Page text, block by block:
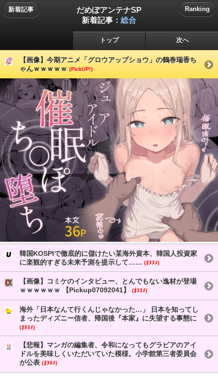
新着記事
だめぽアンテナSP
新着記事： 総合
Ranking
トップ 次へ
【画像】今期アニメ「グロウアップショウ」の鶴巻瑞香ち
ゃんｗｗｗｗｗ (PickUP!)
韓国KOSPIで徹底的に儲けたい某海外資本、韓国人投資家
に楽観的すぎる未来予測を提示して…… (ｵﾇﾇﾒ)
【画像】コミケのインタビュー、とんでもない逸材が登場
ｗｗｗｗｗｗ 【Pickup07092041】
(ｵﾇﾇﾒ)
海外「日本なんて行くんじゃなかった…」 日本を知ってし
まったディズニー信者、帰国後『本家』に失望する事態に
(ｵﾇﾇﾒ)
【悲報】マンガの編集者、令和になってもグラビアのアイ
ドルを美味しくいただいていた模様。小学館第三者委員会
が公表 (ｵﾇﾇﾒ)